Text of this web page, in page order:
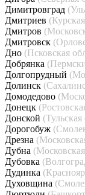
Димитровград
Дмитриев
Дмитров
Дмитровск
Дно (Псковская
Добрянка
Долгопрудный
Долинск
Домодедово
Донецк
Донской (Тульская
Дорогобуж
Дрезна
Дубна
Дубовка
Дудинка
Духовщина